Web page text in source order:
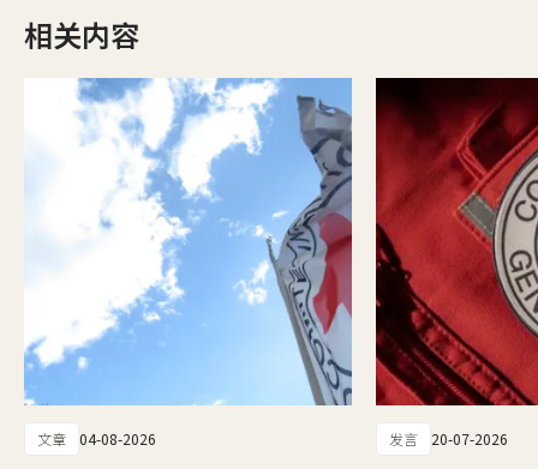
相关内容
文章 04-08-2026 发言 20-07-2026